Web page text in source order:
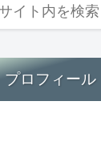
プロフィール